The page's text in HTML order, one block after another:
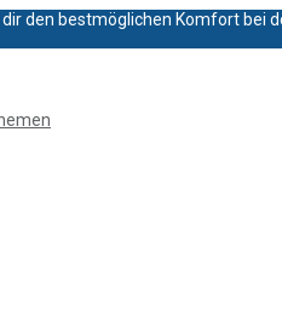
den bestmöglichen Komfort bei